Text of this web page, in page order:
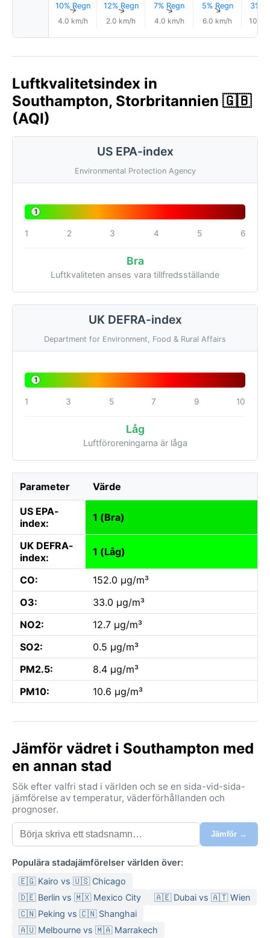
10% Regn
↑
4.0 km/h
12% Regn
↑
2.0 km/h
7% Regn
↑
4.0 km/h
5% Regn
↑
6.0 km/h
3%
10.0
Luftkvalitetsindex in
Southampton, Storbritannien 🇬🇧
(AQI)
US EPA-index
Environmental Protection Agency
1
1 2 3 4 5 6
Bra
Luftkvaliteten anses vara tillfredsställande
UK DEFRA-index
Department for Environment, Food & Rural Affairs
1
1 3 5 7 9 10
Låg
Luftföroreningarna är låga
Parameter Värde
US EPA-
index:
1 (Bra)
UK DEFRA-
index:
1 (Låg)
CO:
152.0 µg/m³
O3:
33.0 µg/m³
NO2:
12.7 µg/m³
SO2:
0.5 µg/m³
PM2.5:
8.4 µg/m³
PM10:
10.6 µg/m³
Jämför vädret i Southampton med
en annan stad
Sök efter valfri stad i världen och se en sida-vid-sida-
jämförelse av temperatur, väderförhållanden och
prognoser.
Jämför →
Populära stadajämförelser världen över:
🇪🇬 Kairo vs 🇺🇸 Chicago
🇩🇪 Berlin vs 🇲🇽 Mexico City
🇦🇪 Dubai vs 🇦🇹 Wien
🇨🇳 Peking vs 🇨🇳 Shanghai
🇦🇺 Melbourne vs 🇲🇦 Marrakech